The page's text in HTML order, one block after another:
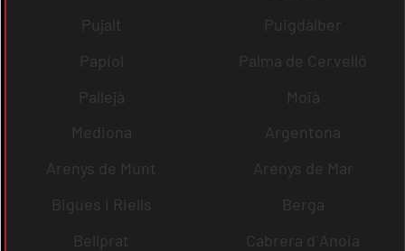
Pujalt
Puigdàlber
Papiol
Palma de Cervelló
Pallejà
Moià
Mediona
Argentona
Arenys de Munt
Arenys de Mar
Bigues i Riells
Berga
Bellprat
Cabrera d´Anoia